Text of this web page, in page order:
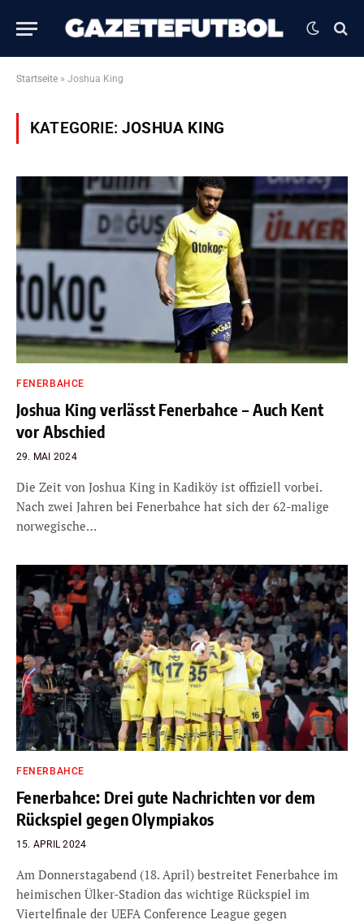
Startseite » Joshua King
KATEGORIE:JOSHUA KING
FENERBAHCE
Joshua King verlässt Fenerbahce – Auch Kent
vor Abschied
29. MAI 2024
Die Zeit von Joshua King in Kadiköy ist offiziell vorbei.
Nach zwei Jahren bei Fenerbahce hat sich der 62-malige
norwegische…
FENERBAHCE
Fenerbahce: Drei gute Nachrichten vor dem
Rückspiel gegen Olympiakos
15. APRIL 2024
Am Donnerstagabend (18. April) bestreitet Fenerbahce im
heimischen Ülker-Stadion das wichtige Rückspiel im
Viertelfinale der UEFA Conference League gegen